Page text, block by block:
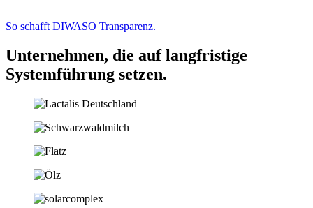
So schafft DIWASO Transparenz.
Unternehmen, die auf langfristige
Systemführung setzen.